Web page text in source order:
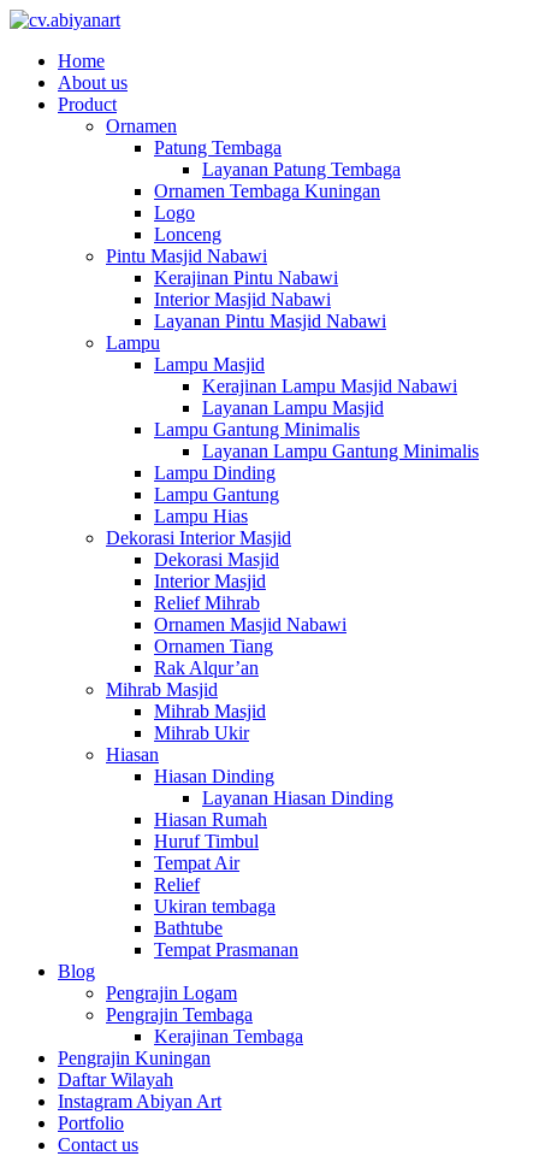
Home
About us
Product
Ornamen
Patung Tembaga
Layanan Patung Tembaga
Ornamen Tembaga Kuningan
Logo
Lonceng
Pintu Masjid Nabawi
Kerajinan Pintu Nabawi
Interior Masjid Nabawi
Layanan Pintu Masjid Nabawi
Lampu
Lampu Masjid
Kerajinan Lampu Masjid Nabawi
Layanan Lampu Masjid
Lampu Gantung Minimalis
Layanan Lampu Gantung Minimalis
Lampu Dinding
Lampu Gantung
Lampu Hias
Dekorasi Interior Masjid
Dekorasi Masjid
Interior Masjid
Relief Mihrab
Ornamen Masjid Nabawi
Ornamen Tiang
Rak Alqur’an
Mihrab Masjid
Mihrab Masjid
Mihrab Ukir
Hiasan
Hiasan Dinding
Layanan Hiasan Dinding
Hiasan Rumah
Huruf Timbul
Tempat Air
Relief
Ukiran tembaga
Bathtube
Tempat Prasmanan
Blog
Pengrajin Logam
Pengrajin Tembaga
Kerajinan Tembaga
Pengrajin Kuningan
Daftar Wilayah
Instagram Abiyan Art
Portfolio
Contact us